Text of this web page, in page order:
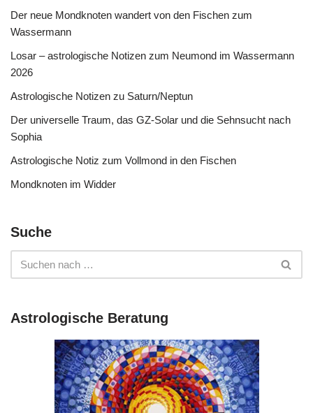
Der neue Mondknoten wandert von den Fischen zum
Wassermann
Losar – astrologische Notizen zum Neumond im Wassermann
2026
Astrologische Notizen zu Saturn/Neptun
Der universelle Traum, das GZ-Solar und die Sehnsucht nach
Sophia
Astrologische Notiz zum Vollmond in den Fischen
Mondknoten im Widder
Suche
Astrologische Beratung